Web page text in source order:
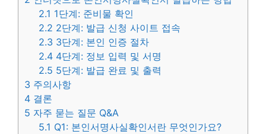
2.1 1단계: 준비물 확인
2.2 2단계: 발급 신청 사이트 접속
2.3 3단계: 본인 인증 절차
2.4 4단계: 정보 입력 및 서명
2.5 5단계: 발급 완료 및 출력
3 주의사항
4 결론
5 자주 묻는 질문 Q&A
5.1 Q1: 본인서명사실확인서란 무엇인가요?